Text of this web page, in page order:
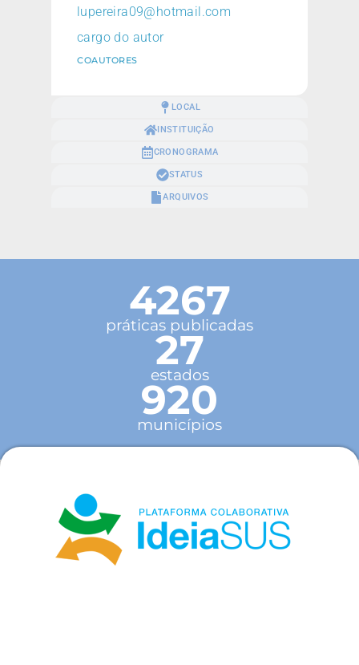
LOCAL
INSTITUIÇÃO
CRONOGRAMA
STATUS
ARQUIVOS
lupereira09@hotmail.com
cargo do autor
COAUTORES
4267
práticas publicadas
27
estados
920
municípios